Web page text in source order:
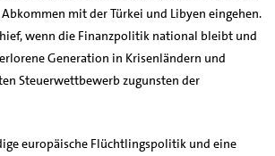
mit der Türkei und Libyen eingehen.
wenn die Finanzpolitik national bleibt und
Generation in Krisenländern und
Steuerwettbewerb zugunsten der
europäische Flüchtlingspolitik und eine